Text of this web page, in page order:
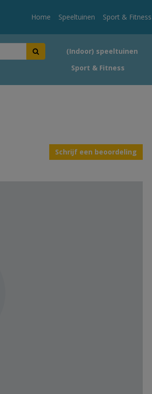
Home Speeltuinen Sport & Fitness
(Indoor) speeltuinen
Sport & Fitness
Schrijf een beoordeling